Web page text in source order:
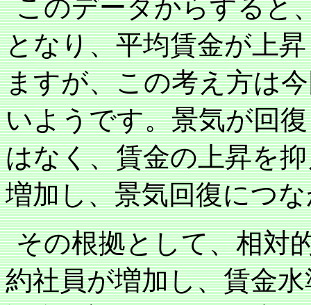
このデータからすると
となり、平均賃金が上
ますが、この考え方は
いようです。景気が回
はなく、賃金の上昇を
増加し、景気回復につ
その根拠として、相対
約社員が増加し、賃金